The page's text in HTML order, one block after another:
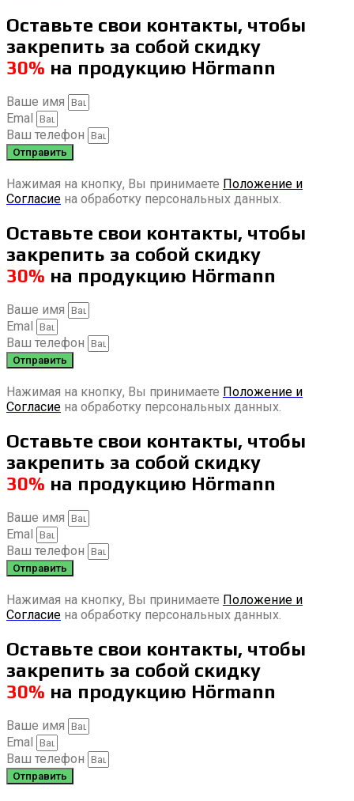
Оставьте свои контакты, чтобы
закрепить за собой скидку
30% на продукцию Hörmann
Ваше имя
Emal
Ваш телефон
Отправить
Нажимая на кнопку, Вы принимаете Положение и
Согласие на обработку персональных данных.
Оставьте свои контакты, чтобы
закрепить за собой скидку
30% на продукцию Hörmann
Ваше имя
Emal
Ваш телефон
Отправить
Нажимая на кнопку, Вы принимаете Положение и
Согласие на обработку персональных данных.
Оставьте свои контакты, чтобы
закрепить за собой скидку
30% на продукцию Hörmann
Ваше имя
Emal
Ваш телефон
Отправить
Нажимая на кнопку, Вы принимаете Положение и
Согласие на обработку персональных данных.
Оставьте свои контакты, чтобы
закрепить за собой скидку
30% на продукцию Hörmann
Ваше имя
Emal
Ваш телефон
Отправить